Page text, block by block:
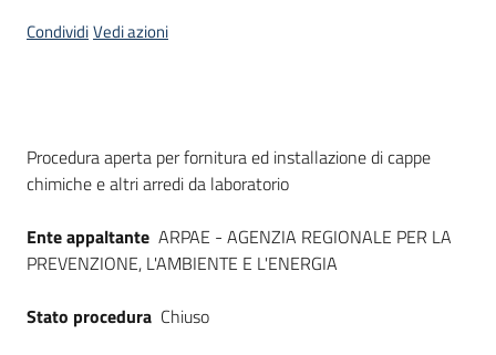
site
Seguici
CondividiVedi azioni
Dati del bando
Procedura aperta per fornitura ed installazione di cappe
chimiche e altri arredi da laboratorio
Ente appaltante ARPAE - AGENZIA REGIONALE PER LA
PREVENZIONE, L'AMBIENTE E L'ENERGIA
Stato procedura Chiuso